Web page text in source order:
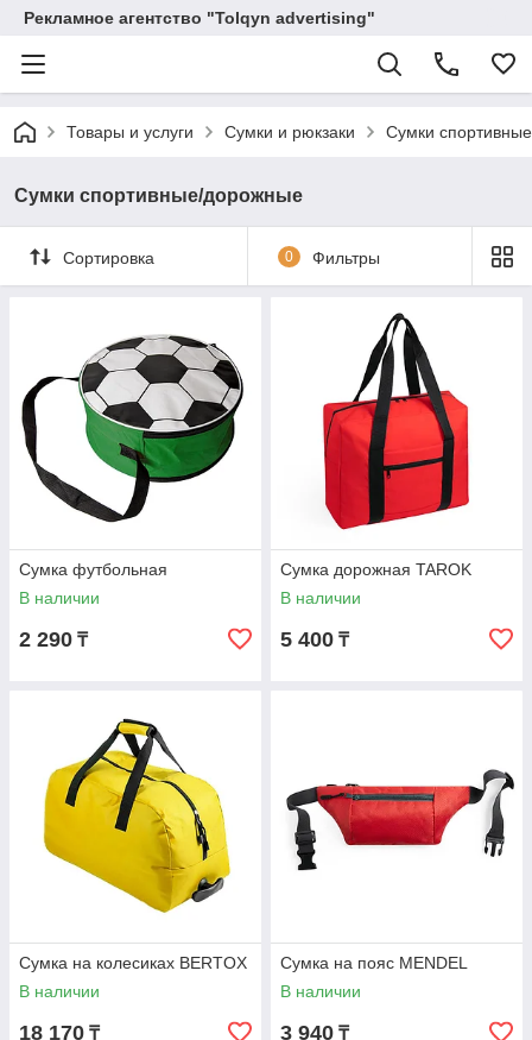
Рекламное агентство "Tolqyn advertising"
Товары и услуги Сумки и рюкзаки Сумки
Сумки спортивные/дорожные
Сортировка 0 Фильтры
Сумка футбольная
В наличии
2 290 ₸
Сумка дорожная TAROK
В наличии
5 400 ₸
Сумка на колесиках BERTOX
В наличии
18 170 ₸
Сумка на пояс MENDEL
В наличии
3 940 ₸